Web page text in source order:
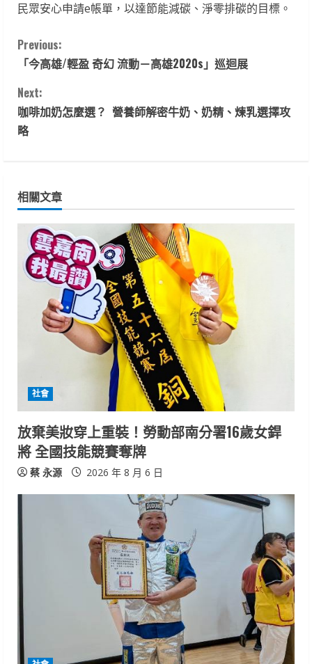
民眾安心申請e帳單，以達節能減碳、淨零排碳的目標。
C
n
t
n
u
e
R
n
g
Previous:
「今高雄/輕盈 奇幻 流動－高雄2020s」巡迴展
Next:
咖啡加奶怎麼選？ 營養師解密牛奶、奶精、煉乳選擇攻
略
相關文章
社會
放棄美妝穿上重裝！勞動部南分署16歲女銲
將 全國技能競賽奪牌
蔡 永源 2026 年 8 月 6 日